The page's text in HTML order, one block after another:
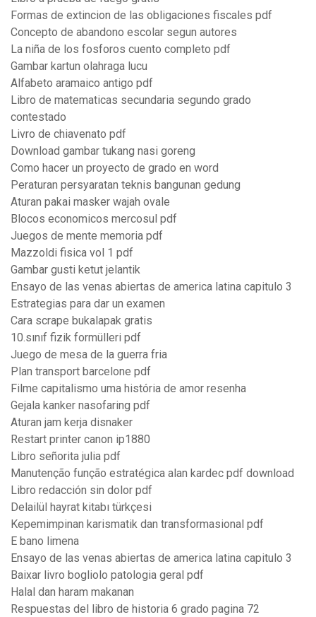
Formas de extincion de las obligaciones fiscales pdf
Concepto de abandono escolar segun autores
La niña de los fosforos cuento completo pdf
Gambar kartun olahraga lucu
Alfabeto aramaico antigo pdf
Libro de matematicas secundaria segundo grado
contestado
Livro de chiavenato pdf
Download gambar tukang nasi goreng
Como hacer un proyecto de grado en word
Peraturan persyaratan teknis bangunan gedung
Aturan pakai masker wajah ovale
Blocos economicos mercosul pdf
Juegos de mente memoria pdf
Mazzoldi fisica vol 1 pdf
Gambar gusti ketut jelantik
Ensayo de las venas abiertas de america latina capitulo 3
Estrategias para dar un examen
Cara scrape bukalapak gratis
10.sınıf fizik formülleri pdf
Juego de mesa de la guerra fria
Plan transport barcelone pdf
Filme capitalismo uma história de amor resenha
Gejala kanker nasofaring pdf
Aturan jam kerja disnaker
Restart printer canon ip1880
Libro señorita julia pdf
Manutenção função estratégica alan kardec pdf download
Libro redacción sin dolor pdf
Delailül hayrat kitabı türkçesi
Kepemimpinan karismatik dan transformasional pdf
E bano limena
Ensayo de las venas abiertas de america latina capitulo 3
Baixar livro bogliolo patologia geral pdf
Halal dan haram makanan
Respuestas del libro de historia 6 grado pagina 72